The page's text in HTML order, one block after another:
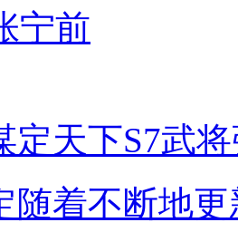
定天下S7武
随着不断地